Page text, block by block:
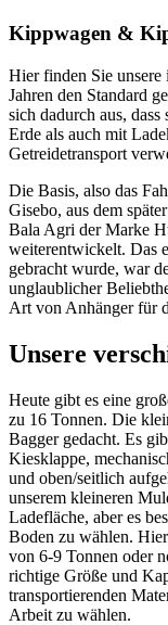
Kippwagen &
Hier finden Sie
Jahren den Standard
sich dadurch aus,
Erde als auch mit
Getreidetransport
Die Basis, also das
Gisebo, aus dem
Bala Agri der Marke
weiterentwickelt. Das
gebracht wurde, war
unglaublicher
Art von Anhänger für
Unsere
Heute gibt es eine
zu 16 Tonnen. Die
Bagger gedacht. Es
Kiesklappe,
und oben/seitlich
unserem kleineren
Ladefläche, aber es
Boden zu wählen.
von 6-9 Tonnen oder
richtige Größe und
transportierenden
Arbeit zu wählen.